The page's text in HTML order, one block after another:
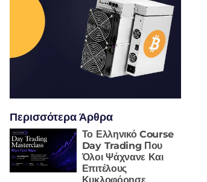
Περισσότερα Άρθρα
Το Ελληνικό Course
Day Trading Που
Όλοι Ψάχνανε Και
Επιτέλους